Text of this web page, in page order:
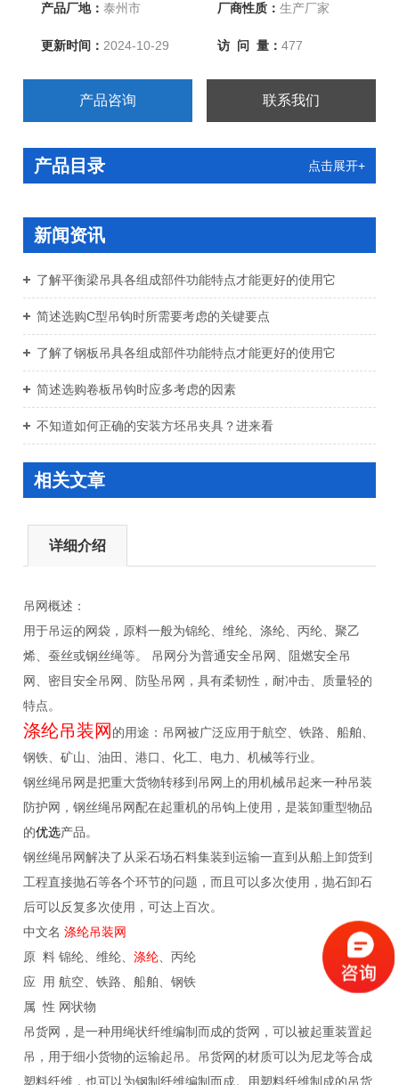
产品厂地：泰州市 厂商性质： 生产厂家
更新时间：2024-10-29 访 问 量： 477
产品咨询 联系我们
产品目录 点击展开+
新闻资讯
了解平衡梁吊具各组成部件功能特点才能更好的使用它
简述选购C型吊钩时所需要考虑的关键要点
了解了钢板吊具各组成部件功能特点才能更好的使用它
简述选购卷板吊钩时应多考虑的因素
不知道如何正确的安装方坯吊夹具？进来看
相关文章
详细介绍
吊网概述：
用于吊运的网袋，原料一般为锦纶、维纶、涤纶、丙纶、聚乙
烯、蚕丝或钢丝绳等。 吊网分为普通安全吊网、阻燃安全吊
网、密目安全吊网、防坠吊网，具有柔韧性，耐冲击、质量轻的
特点。
涤纶吊装网 的用途：吊网被广泛应用于航空、铁路、船舶、
钢铁、矿山、油田、港口、化工、电力、机械等行业。
钢丝绳吊网是把重大货物转移到吊网上的用机械吊起来一种吊装
防护网，钢丝绳吊网配在起重机的吊钩上使用，是装卸重型物品
的优选产品。
钢丝绳吊网解决了从采石场石料集装到运输一直到从船上卸货到
工程直接抛石等各个环节的问题，而且可以多次使用，抛石卸石
后可以反复多次使用，可达上百次。
中文名 涤纶吊装网
原 料 锦纶、维纶、涤纶、丙纶
应 用 航空、铁路、船舶、钢铁
属 性 网状物
吊货网，是一种用绳状纤维编制而成的货网，可以被起重装置起
吊，用于细小货物的运输起吊。吊货网的材质可以为尼龙等合成
塑料纤维，也可以为钢制纤维编制而成。用塑料纤维制成的吊货